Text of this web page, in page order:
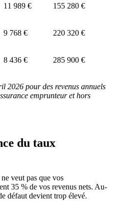
11 989 € 155 280 €
9 768 € 220 320 €
8 436 € 285 900 €
2026 pour des revenus annuels
emprunteur et hors
du taux
veut pas que vos
35 % de vos revenus nets. Au-
défaut devient trop élevé.